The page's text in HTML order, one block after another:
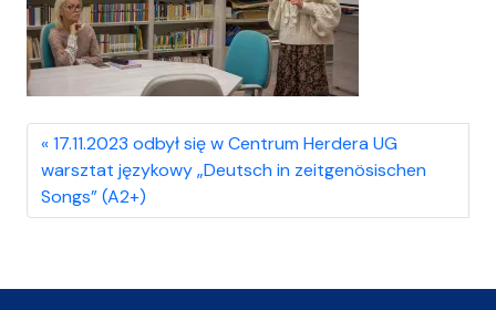
17.11.2023 odbył się w Centrum Herdera UG
warsztat językowy „Deutsch in zeitgenösischen
Songs” (A2+)